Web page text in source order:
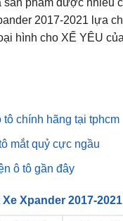
chính hãng tại tphcm
Xpander 2017-2021
quận 7